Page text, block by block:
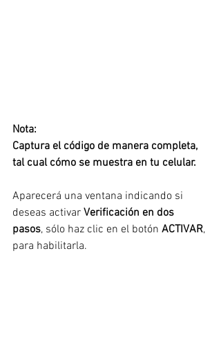
Nota:
Captura el código de manera completa,
tal cual cómo se muestra en tu celular.
Aparecerá una ventana indicando si
deseas activar Verificación en dos
pasos, sólo haz clic en el botón ACTIVAR,
para habilitarla.